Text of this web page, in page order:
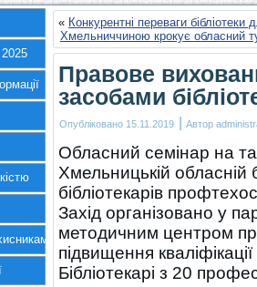
2025
України
« Конкурентні переваги бібліотеки
Хмельниччиною крокує обласний
Правове
засобами
Опубліковано 15.11.2019 | Автор
Обласний семінар на
Хмельницькій обласній
бібліотекарів
Захід організовано у
методичним центром
підвищення
Бібліотекарі з 20